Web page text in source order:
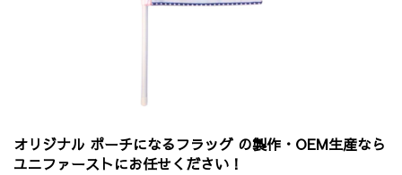
オリジナル ポーチになるフラッグ の製作・OEM生産なら
ユニファーストにお任せください！